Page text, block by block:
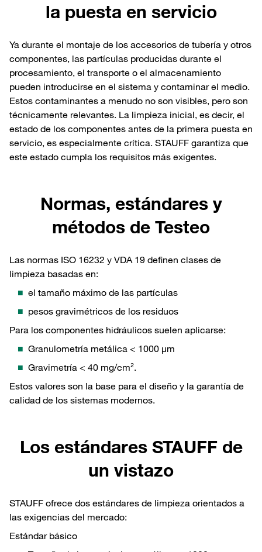
la puesta en servicio
Ya durante el montaje de los accesorios de tubería y otros
componentes, las partículas producidas durante el
procesamiento, el transporte o el almacenamiento
pueden introducirse en el sistema y contaminar el medio.
Estos contaminantes a menudo no son visibles, pero son
técnicamente relevantes. La limpieza inicial, es decir, el
estado de los componentes antes de la primera puesta en
servicio, es especialmente crítica. STAUFF garantiza que
este estado cumpla los requisitos más exigentes.
Normas, estándares y
métodos de Testeo
Las normas ISO 16232 y VDA 19 definen clases de
limpieza basadas en:
el tamaño máximo de las partículas
pesos gravimétricos de los residuos
Para los componentes hidráulicos suelen aplicarse:
Granulometría metálica < 1000 µm
Gravimetría < 40 mg/cm².
Estos valores son la base para el diseño y la garantía de
calidad de los sistemas modernos.
Los estándares STAUFF de
un vistazo
STAUFF ofrece dos estándares de limpieza orientados a
las exigencias del mercado:
Estándar básico